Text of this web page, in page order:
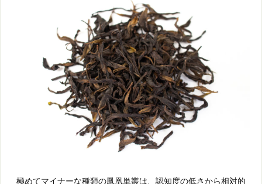
極めてマイナーな種類の鳳凰単叢は、認知度の低さから相対的